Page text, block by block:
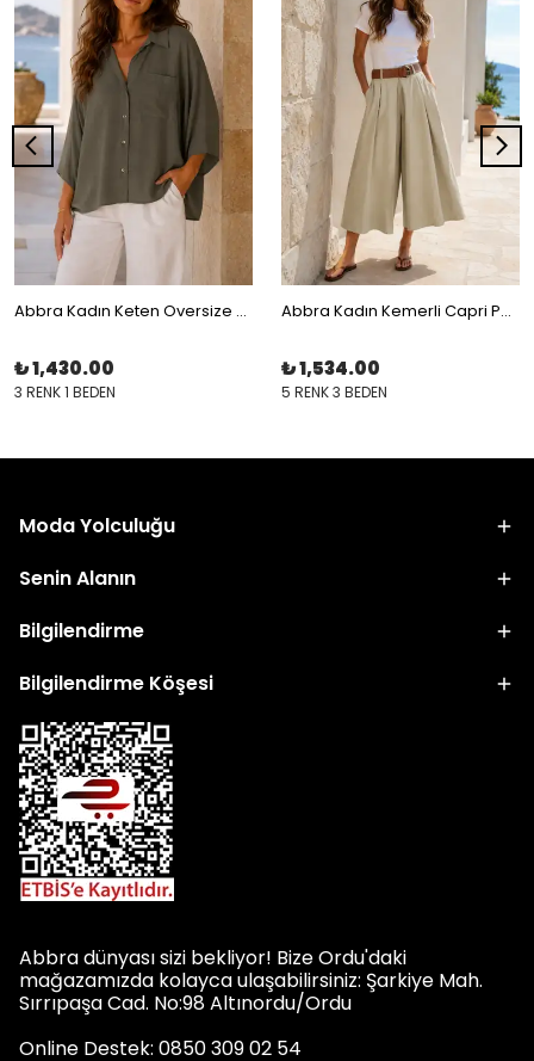
Abbra Kadın Keten Oversize Gömlek
₺ 1,430.00
3 RENK 1 BEDEN
Abbra Kadın Kemerli Capri Pantolon
₺ 1,534.00
5 RENK 3 BEDEN
Moda Yolculuğu
Senin Alanın
Bilgilendirme
Bilgilendirme Köşesi
Abbra dünyası sizi bekliyor! Bize Ordu'daki
mağazamızda kolayca ulaşabilirsiniz: Şarkiye Mah.
Sırrıpaşa Cad. No:98 Altınordu/Ordu
Online Destek: 0850 309 02 54